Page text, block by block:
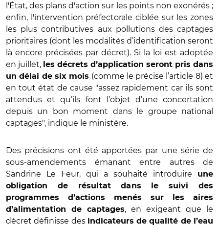
l'État, des plans d'action sur les points non exonérés ;
enfin, l'intervention préfectorale ciblée sur les zones
les plus contributives aux pollutions des captages
prioritaires (dont les modalités d’identification seront
là encore précisées par décret). Si la loi est adoptée
en juillet, les décrets d’application seront pris dans
un délai de six mois (comme le précise l’article 8) et
en tout état de cause "assez rapidement car ils sont
attendus et qu’ils font l’objet d’une concertation
depuis un bon moment dans le groupe national
captages", indique le ministère.
Des précisions ont été apportées par une série de
sous-amendements émanant entre autres de
Sandrine Le Feur, qui a souhaité introduire
une
obligation de résultat dans le suivi des
programmes d’actions menés sur les aires
d’alimentation de captages, en exigeant que le
décret définisse des indicateurs de qualité de l’eau